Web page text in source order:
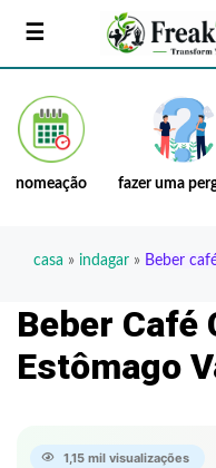
nomeação fazer uma
casa » indagar » Beber
Beber Café
Estômago
1,15 mil visualizações